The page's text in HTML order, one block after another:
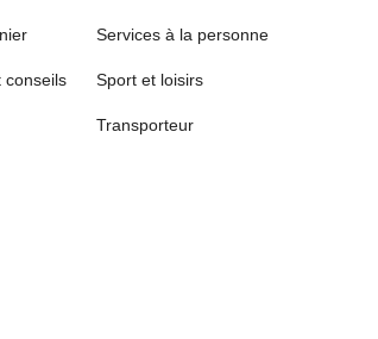
Services à la personne
conseils Sport et loisirs
Transporteur